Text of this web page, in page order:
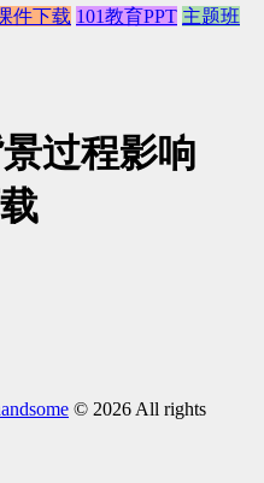
件下载 101教育PPT 主题班
过程影响
© 2026 All rights